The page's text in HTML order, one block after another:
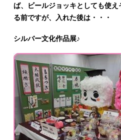
ば、ビールジョッキとしても使
る前ですが、入れた後は・・・
シルバー文化作品展♪